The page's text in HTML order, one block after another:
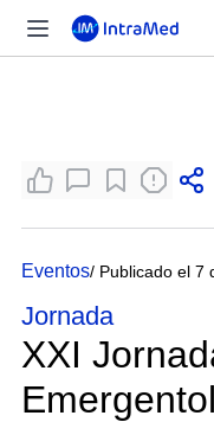
Eventos/ Publicado el 7
Jornada
XXI